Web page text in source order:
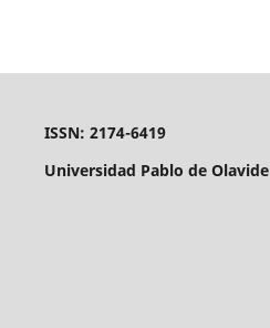
ISSN: 2174-6419
Universidad Pablo de Olavide